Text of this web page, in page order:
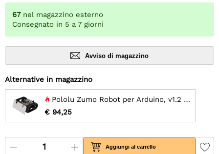
67 nel magazzino esterno
Consegnato in 5 a 7 giorni
Avviso di magazzino
Alternative in magazzino
Pololu Zumo Robot per Arduino, v1.2 (assemblato con motori HP 75:1)
€ 94,25
Aggiungi al carrello